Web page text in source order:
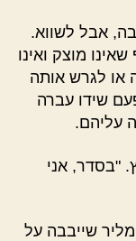
אבל לשווא.
מוצק ואינו
או לגרש אותה
שידו עברה
עליהם.
"בסדר, אני
שייבבה על